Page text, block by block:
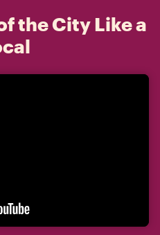
the City Like a